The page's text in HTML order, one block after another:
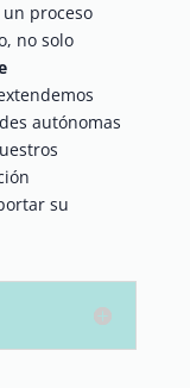
proceso
no solo
autónomas
su